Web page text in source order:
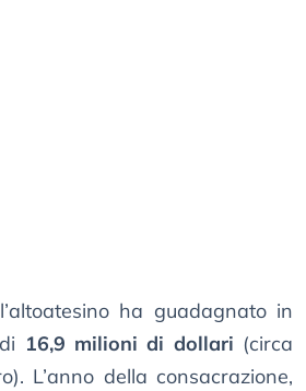
ha guadagnato in
16,9 milioni di dollari (circa
L’anno della consacrazione,